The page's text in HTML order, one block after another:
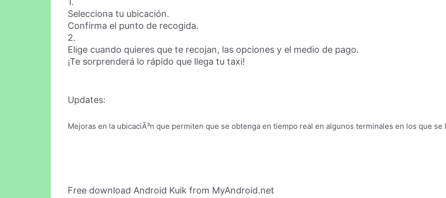
Selecciona tu ubicación.
Confirma el punto de recogida.
2.
Elige cuando quieres que te recojan, las opciones y el medio de pago.
¡Te sorprenderá lo rápido que llega tu taxi!
Updates:
Mejoras en la ubicaciÃ³n que permiten que se obtenga en tiempo real en algunos terminales en los que se
Free download Android Kuik from MyAndroid.net